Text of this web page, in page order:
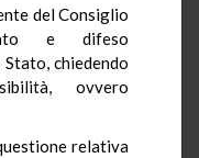
del Consiglio
e difeso
chiedendo
ovvero
relativa